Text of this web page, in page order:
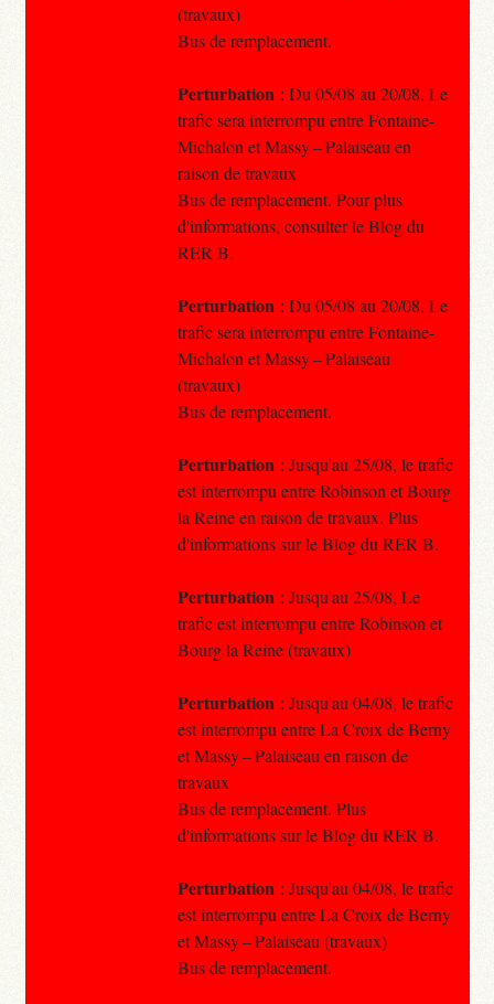
(travaux)
Bus de remplacement.
Perturbation : Du 05/08 au 20/08, Le
trafic sera interrompu entre Fontaine-
Michalon et Massy – Palaiseau en
raison de travaux
Bus de remplacement. Pour plus
d'informations, consulter le Blog du
RER B.
Perturbation : Du 05/08 au 20/08, Le
trafic sera interrompu entre Fontaine-
Michalon et Massy – Palaiseau
(travaux)
Bus de remplacement.
Perturbation : Jusqu'au 25/08, le trafic
est interrompu entre Robinson et Bourg
la Reine en raison de travaux. Plus
d'informations sur le Blog du RER B.
Perturbation : Jusqu'au 25/08, Le
trafic est interrompu entre Robinson et
Bourg la Reine (travaux)
Perturbation : Jusqu'au 04/08, le trafic
est interrompu entre La Croix de Berny
et Massy – Palaiseau en raison de
travaux
Bus de remplacement. Plus
d'informations sur le Blog du RER B.
Perturbation : Jusqu'au 04/08, le trafic
est interrompu entre La Croix de Berny
et Massy – Palaiseau (travaux)
Bus de remplacement.